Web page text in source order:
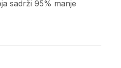
sadrži 95% manje